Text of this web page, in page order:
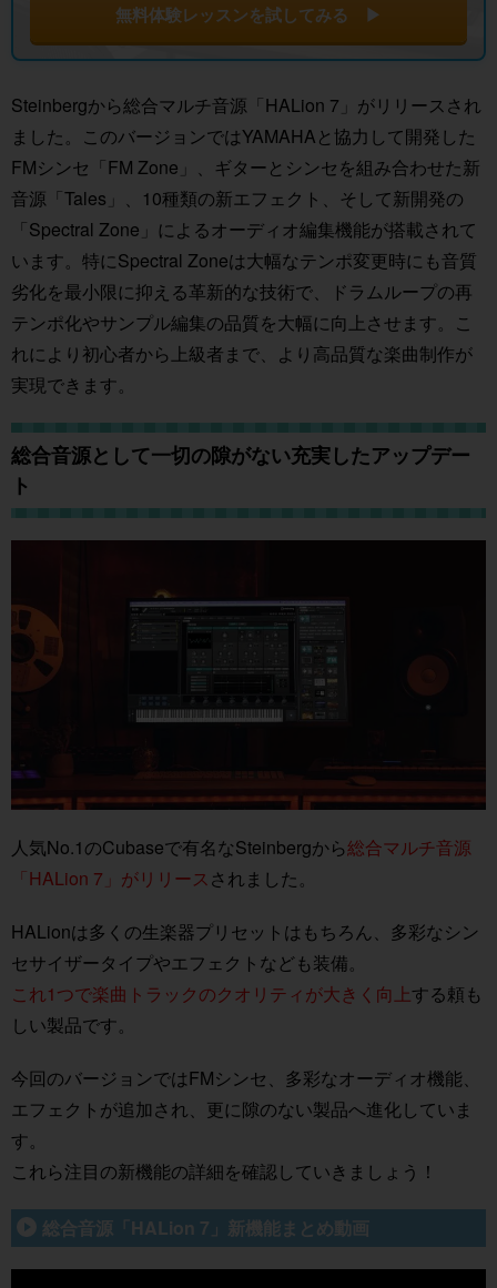
無料体験レッスンを試してみる ▶
Steinbergから総合マルチ音源「HALion 7」がリリースされ
ました。このバージョンではYAMAHAと協力して開発した
FMシンセ「FM Zone」、ギターとシンセを組み合わせた新
音源「Tales」、10種類の新エフェクト、そして新開発の
「Spectral Zone」によるオーディオ編集機能が搭載されて
います。特にSpectral Zoneは大幅なテンポ変更時にも音質
劣化を最小限に抑える革新的な技術で、ドラムループの再
テンポ化やサンプル編集の品質を大幅に向上させます。こ
れにより初心者から上級者まで、より高品質な楽曲制作が
実現できます。
総合音源として一切の隙がない充実したアップデー
ト
人気No.1のCubaseで有名なSteinbergから総合マルチ音源
「HALion 7」がリリースされました。
HALionは多くの生楽器プリセットはもちろん、多彩なシン
セサイザータイプやエフェクトなども装備。
これ1つで楽曲トラックのクオリティが大きく向上する頼も
しい製品です。
今回のバージョンではFMシンセ、多彩なオーディオ機能、
エフェクトが追加され、更に隙のない製品へ進化していま
す。
これら注目の新機能の詳細を確認していきましょう！
総合音源「HALion 7」新機能まとめ動画